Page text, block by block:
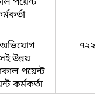
অভিযোগ
উন্নয়
পয়েন্ট
কর্মকর্তা
৭২২